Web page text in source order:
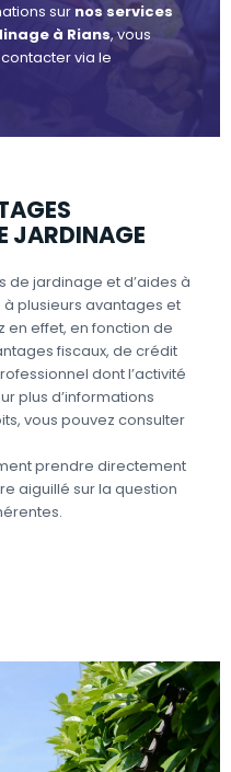
sur nos services
à Rians, vous
via le
JARDINAGE
de jardinage et d’aides à
plusieurs avantages et
en effet, en fonction de
fiscaux, de crédit
dont l’activité
plus d’informations
vous pouvez consulter
prendre directement
aiguillé sur la question